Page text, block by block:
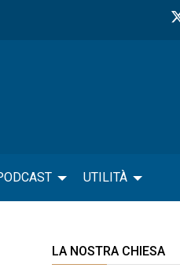
UTILITÀ
LA NOSTRA CHIESA